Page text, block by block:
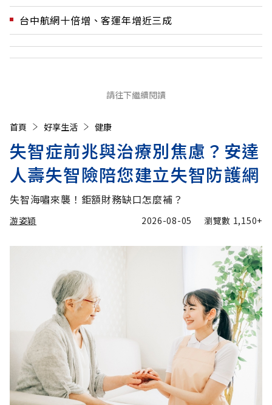
台中航網十倍增、客運年增近三成
請往下繼續閱讀
首頁 好享生活 健康
失智症前兆與治療別焦慮？安達
人壽失智險陪您建立失智防護網
失智海嘯來襲！鉅額財務缺口怎麼補？
游姿穎 2026-08-05 瀏覽數 1,150+